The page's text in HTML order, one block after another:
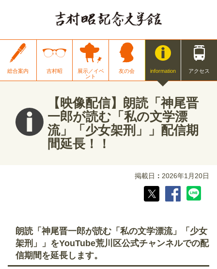
総合案内 吉村昭
展示／イベ
ント
友の会 information アクセス
【映像配信】朗読「神尾晋
一郎が読む「私の文学漂
流」「少女架刑」」配信期
間延長！！
掲載日 2026年1月20日
朗読「神尾晋一郎が読む「私の文学漂流」「少女
架刑」」をYouTube荒川区公式チャンネルでの配
信期間を延長します。